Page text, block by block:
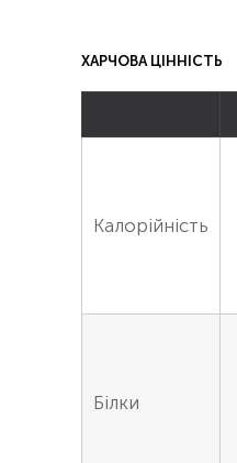
ХАРЧОВА ЦІННІСТЬ
Калорійність
Білки